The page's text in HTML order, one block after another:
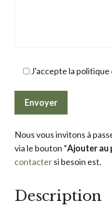
J'accepte la
Nous vous invitons à
via le bouton “Ajouter au
contactersi besoin est.
Description